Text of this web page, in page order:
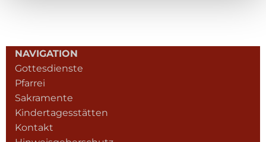
NAVIGATION
Gottesdienste
Pfarrei
Sakramente
Kindertagesstätten
Kontakt